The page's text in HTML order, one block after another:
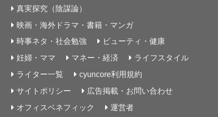
真実探究（陰謀論）
映画・海外ドラマ・書籍・マンガ
時事ネタ・社会勉強
ビューティ・健康
妊婦・ママ
マネー・経済
ライフスタイル
ライター一覧
cyuncore利用規約
サイトポリシー
広告掲載・お問い合わせ
オフィスベネフィック
運営者